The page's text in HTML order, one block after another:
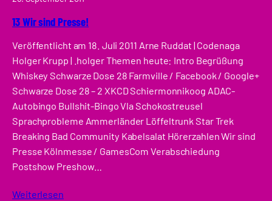
13 Wir sind Presse!
Veröffentlicht am 18. Juli 2011 Arne Ruddat | Codenaga
Holger Krupp | .holger Themen heute: Intro Begrüßung
Whiskey Schwarze Dose 28 Farmville / Facebook / Google+
Schwarze Dose 28 – 2 XKCD Schiermonnikoog ADAC-
Autobingo Bullshit-Bingo Vla Schokostreusel
Sprachprobleme Ammerländer Löffeltrunk Star Trek
Breaking Bad Community Kabelsalat Hörerzahlen Wir sind
Presse Kölnmesse / GamesCom Verabschiedung
Postshow Preshow…
Weiterlesen